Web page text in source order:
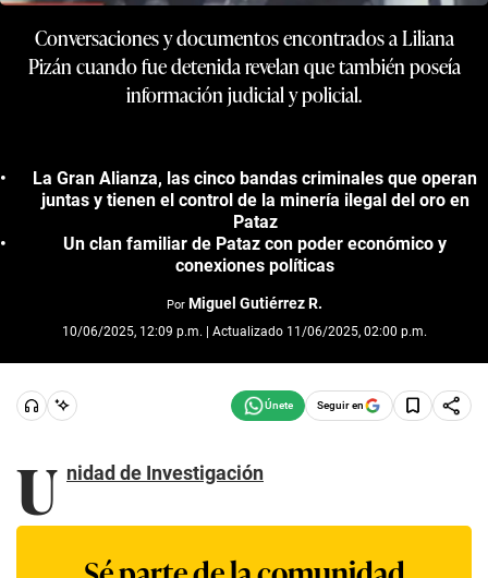
Conversaciones y documentos encontrados a Liliana
Pizán cuando fue detenida revelan que también poseía
información judicial y policial.
La Gran Alianza, las cinco bandas criminales que operan
juntas y tienen el control de la minería ilegal del oro en
Pataz
Un clan familiar de Pataz con poder económico y
conexiones políticas
Por Miguel Gutiérrez R.
10/06/2025, 12:09 p.m. | Actualizado 11/06/2025, 02:00 p.m.
Seguir en
U nidad de Investigación